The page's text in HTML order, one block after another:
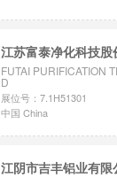
江苏富泰净化科技股
FUTAI PURIFICATION
D
展位号：7.1H51301
中国 China
江阴市吉丰铝业有限